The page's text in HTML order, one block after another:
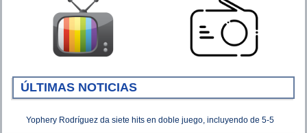
ÚLTIMAS NOTICIAS
Yophery Rodríguez da siete hits en doble juego, incluyendo de 5-5